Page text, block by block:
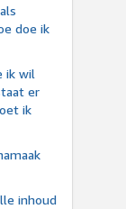
doe ik
ik wil
er
ik
inhoud